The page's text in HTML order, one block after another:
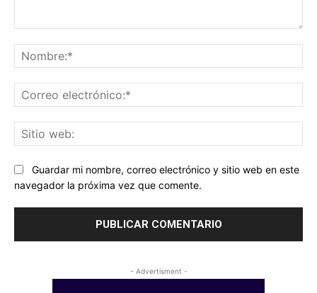
Guardar mi nombre, correo electrónico y sitio web en este
navegador la próxima vez que comente.
- Advertisment -